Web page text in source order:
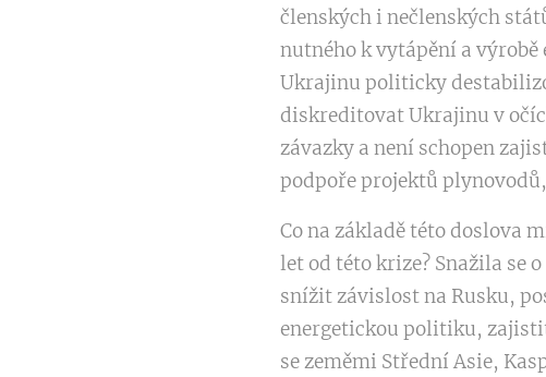
členských i nečlenských
nutného k vytápění a
Ukrajinu politicky
diskreditovat Ukrajinu v
závazky a není schopen
podpoře projektů
Co na základě této doslova
let od této krize? Snažila se
snížit závislost na Rusku,
energetickou politiku,
se zeměmi Střední Asie,